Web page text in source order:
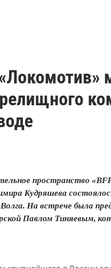
пространство
Кудряшева
На встрече была
Павлом Тиняевым,